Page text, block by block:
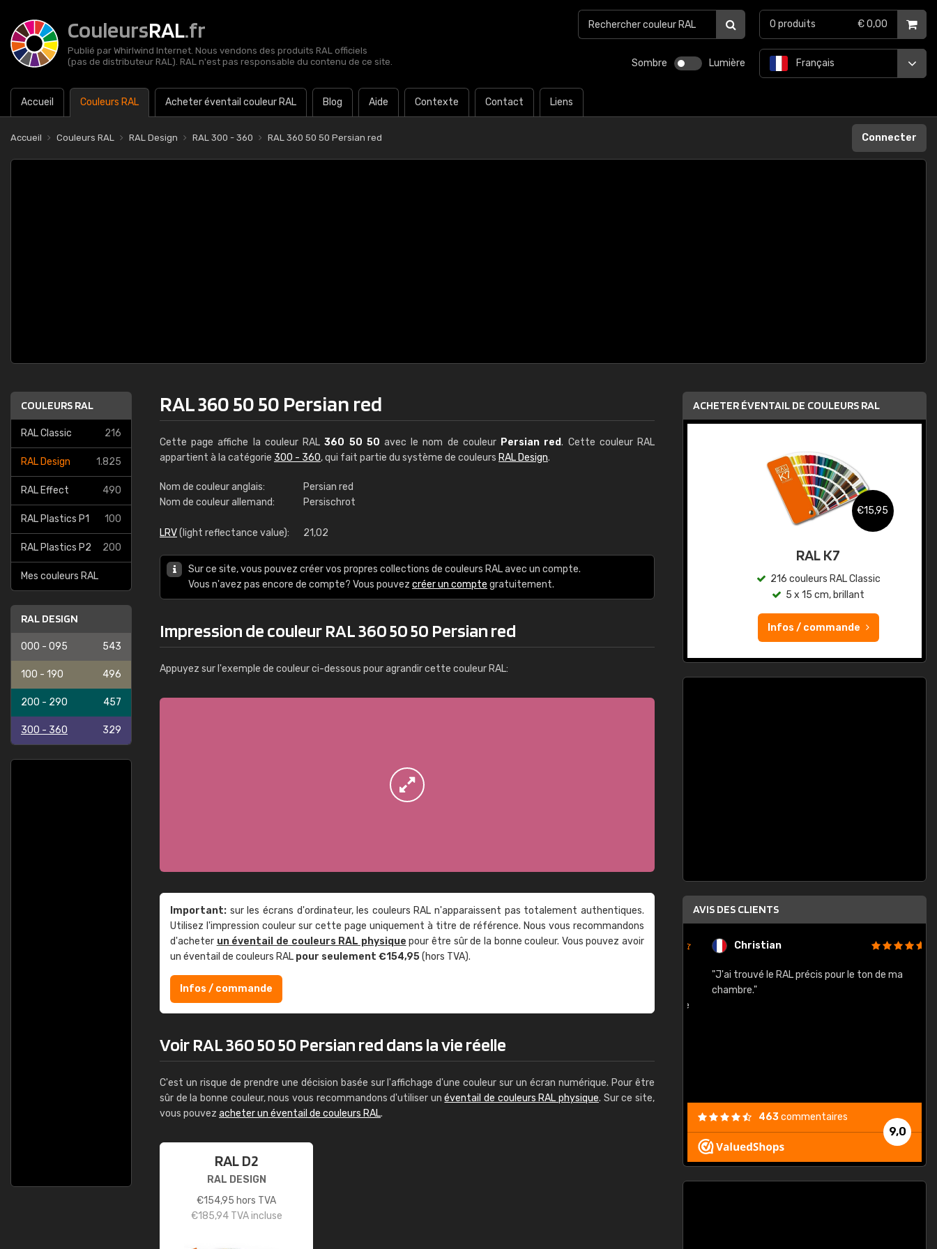
CouleursRAL.fr
Publié par Whirlwind Internet. Nous vendons des produits RAL officiels
(pas de distributeur RAL). RAL n'est pas responsable du contenu de ce site.
Sombre Lumière
Accueil Couleurs RAL Acheter éventail couleur RAL Blog Aide Contexte Contact Liens
Français
0 produits € 0,00
Accueil Couleurs RAL RAL Design RAL 300 - 360 RAL 360 50 50 Persian red Connecter
COULEURS RAL
RAL Classic 216
RAL Design 1.825
RAL Effect 490
RAL Plastics P1 100
RAL Plastics P2 200
Mes couleurs RAL
RAL DESIGN
000 - 095 543
100 - 190 496
200 - 290 457
300 - 360 329
RAL 360 50 50 Persian red
Cette page affiche la couleur RAL360 50 50 avec le nom de couleur Persian red. Cette couleur RAL
appartient à la catégorie 300 - 360, qui fait partie du système de couleurs RAL Design.
Nom de couleur anglais:
Persian red
Nom de couleur allemand:
Persischrot
LRV(light reflectance value): 21,02
Sur ce site, vous pouvez créer vos propres collections de couleurs RAL avec un compte.
Vous n'avez pas encore de compte? Vous pouvez créer un compte gratuitement.
Impression de couleur RAL 360 50 50 Persian red
Appuyez sur l'exemple de couleur ci-dessous pour agrandir cette couleur RAL:
Important: sur les écrans d'ordinateur, les couleurs RAL n'apparaissent pas totalement authentiques.
Utilisez l'impression couleur sur cette page uniquement à titre de référence. Nous vous recommandons
d'acheter un éventail de couleurs RAL physique pour être sûr de la bonne couleur. Vous pouvez avoir
un éventail de couleurs RAL pour seulement €154,95(hors TVA).
Infos / commande
Voir RAL 360 50 50 Persian red dans la vie réelle
C'est un risque de prendre une décision basée sur l'affichage d'une couleur sur un écran numérique. Pour être
sûr de la bonne couleur, nous vous recommandons d'utiliser unéventail de couleurs RAL physique. Sur ce site,
vous pouvez acheter un éventail de couleurs RAL.
RAL D2
RAL DESIGN
€154,95 hors TVA
€185,94TVA incluse
ACHETER ÉVENTAIL DE COULEURS RAL
RAL K7 à base d'eau
216 couleurs RAL Classic
€15,95
RAL K7
216 couleurs RAL Classic
5 x 15 cm, brillant
Infos / commande
AVIS DES CLIENTS
Guillaume Euvrard Christian
"J'ai trouvé le RAL précis pour le ton de ma
chambre."
9,0
463commentaires